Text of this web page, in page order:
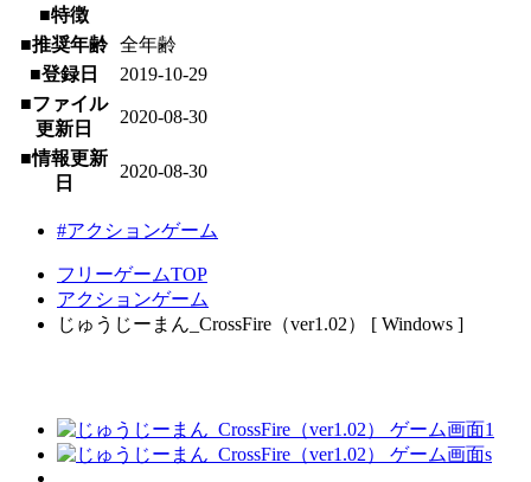
■特徴
■推奨年齢 全年齢
■登録日
2019-10-29
■ファイル
更新日
2020-08-30
■情報更新
日
2020-08-30
#アクションゲーム
フリーゲームTOP
アクションゲーム
じゅうじーまん_CrossFire（ver1.02） [ Windows ]